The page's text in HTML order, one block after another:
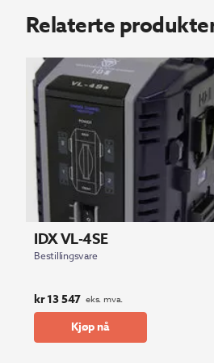
Relaterte
IDX VL-4SE
Bestillingsvare
kr13 547 eks. mva.
Kjøp nå